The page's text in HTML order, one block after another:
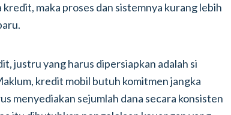
kredit, maka proses dan sistemnya kurang lebih
justru yang harus dipersiapkan adalah si
kredit mobil butuh komitmen jangka
menyediakan sejumlah dana secara konsisten